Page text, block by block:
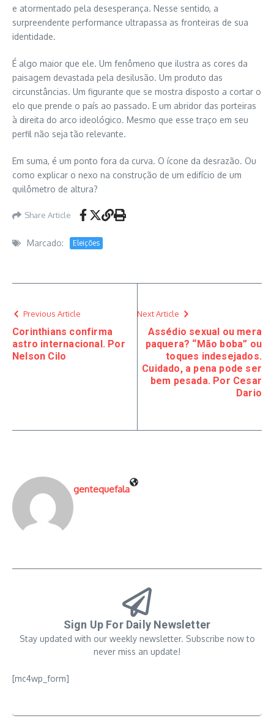
e atormentado pela desesperança. Nesse sentido, a
surpreendente performance ultrapassa as fronteiras de sua
identidade.
É algo maior que ele. Um fenômeno que ilustra as cores da
paisagem devastada pela desilusão. Um produto das
circunstâncias. Um figurante que se mostra disposto a cortar o
elo que prende o país ao passado. E um abridor das porteiras
à direita do arco ideológico. Mesmo que esse traço em seu
perfil não seja tão relevante.
Em suma, é um ponto fora da curva. O ícone da desrazão. Ou
como explicar o nexo na construção de um edifício de um
quilômetro de altura?
Share Article
Marcado: Eleições
Previous Article
Corinthians confirma
astro internacional. Por
Nelson Cilo
Next Article
Assédio sexual ou mera
paquera? “Mão boba” ou
toques indesejados.
Cuidado, a pena pode ser
bem pesada. Por Cesar
Dario
gentequefala
Sign Up For Daily Newsletter
Stay updated with our weekly newsletter. Subscribe now to
never miss an update!
[mc4wp_form]